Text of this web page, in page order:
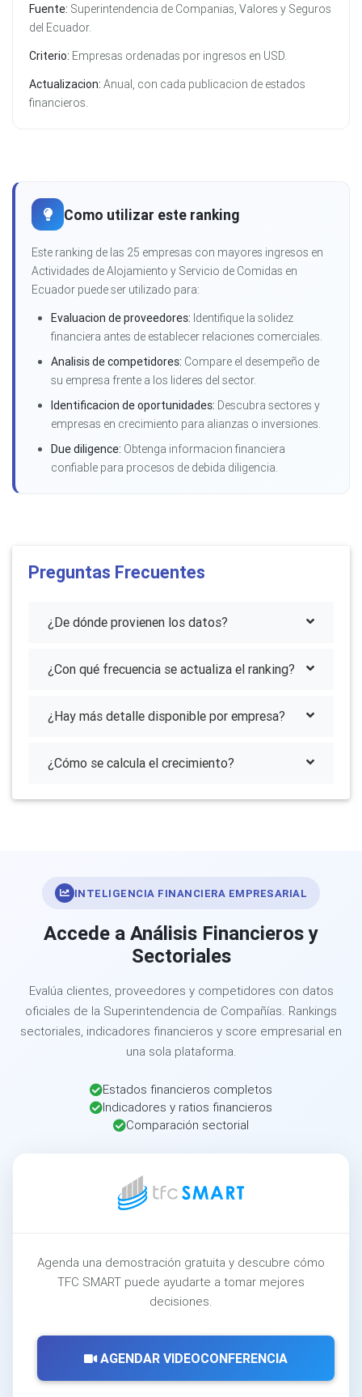
Fuente: Superintendencia de Companias, Valores y Seguros
del Ecuador.
Criterio: Empresas ordenadas por ingresos en USD.
Actualizacion: Anual, con cada publicacion de estados
financieros.
Como utilizar este ranking
Este ranking de las 25 empresas con mayores ingresos en
Actividades de Alojamiento y Servicio de Comidas en
Ecuador puede ser utilizado para:
Evaluacion de proveedores: Identifique la solidez
financiera antes de establecer relaciones comerciales.
Analisis de competidores: Compare el desempeño de
su empresa frente a los lideres del sector.
Identificacion de oportunidades: Descubra sectores y
empresas en crecimiento para alianzas o inversiones.
Due diligence: Obtenga informacion financiera
confiable para procesos de debida diligencia.
Preguntas Frecuentes
¿De dónde provienen los datos?
¿Con qué frecuencia se actualiza el ranking?
¿Hay más detalle disponible por empresa?
¿Cómo se calcula el crecimiento?
INTELIGENCIA FINANCIERA EMPRESARIAL
Accede a Análisis Financieros y
Sectoriales
Evalúa clientes, proveedores y competidores con datos
oficiales de la Superintendencia de Compañías. Rankings
sectoriales, indicadores financieros y score empresarial en
una sola plataforma.
Estados financieros completos
Indicadores y ratios financieros
Comparación sectorial
Agenda una demostración gratuita y descubre cómo
TFC SMART puede ayudarte a tomar mejores
decisiones.
AGENDAR VIDEOCONFERENCIA